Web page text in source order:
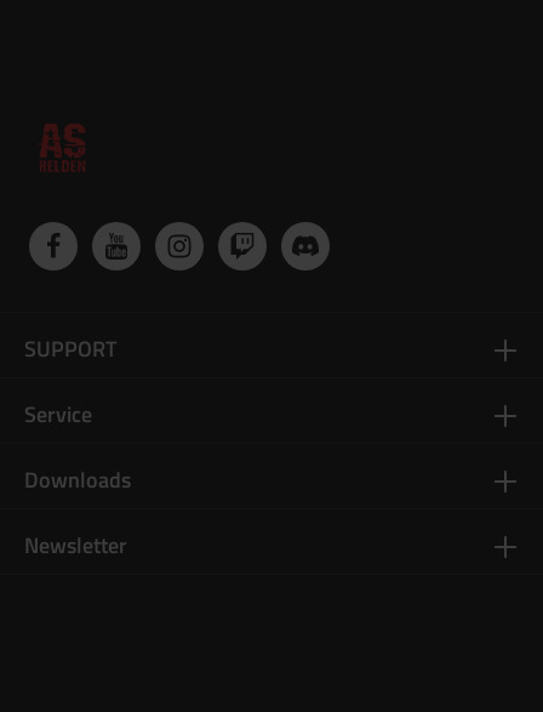
Newsletter
SUPPORT
Service
Downloads